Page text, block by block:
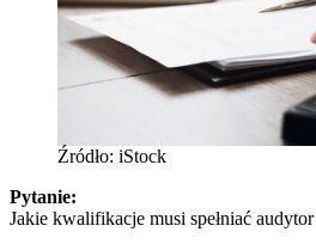
Źródło: iStock
Pytanie:
Jakie kwalifikacje musi spełniać